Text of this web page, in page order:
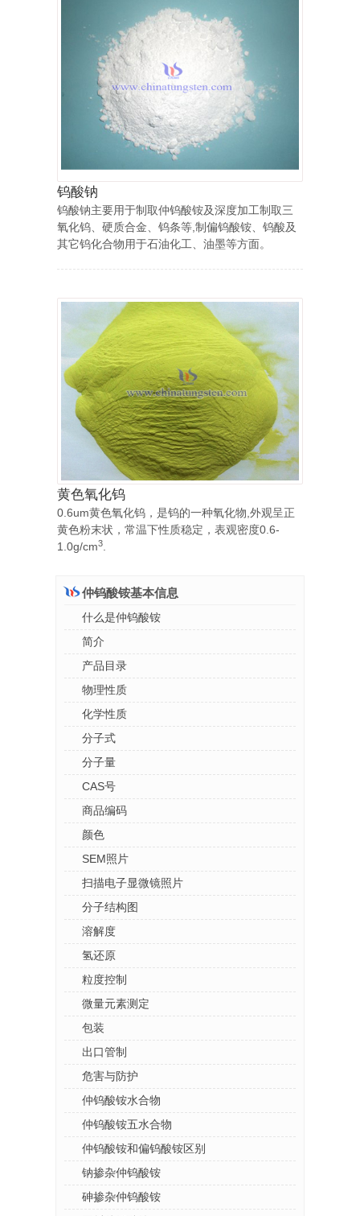
钨酸钠
钨酸钠主要用于制取仲钨酸铵及深度加工制取三
氧化钨、硬质合金、钨条等,制偏钨酸铵、钨酸及
其它钨化合物用于石油化工、油墨等方面。
黄色氧化钨
0.6um黄色氧化钨，是钨的一种氧化物,外观呈正
黄色粉末状，常温下性质稳定，表观密度0.6-
1.0g/cm3.
仲钨酸铵基本信息
什么是仲钨酸铵
简介
产品目录
物理性质
化学性质
分子式
分子量
CAS号
商品编码
颜色
SEM照片
扫描电子显微镜照片
分子结构图
溶解度
氢还原
粒度控制
微量元素测定
包装
出口管制
危害与防护
仲钨酸铵水合物
仲钨酸铵五水合物
仲钨酸铵和偏钨酸铵区别
钠掺杂仲钨酸铵
砷掺杂仲钨酸铵